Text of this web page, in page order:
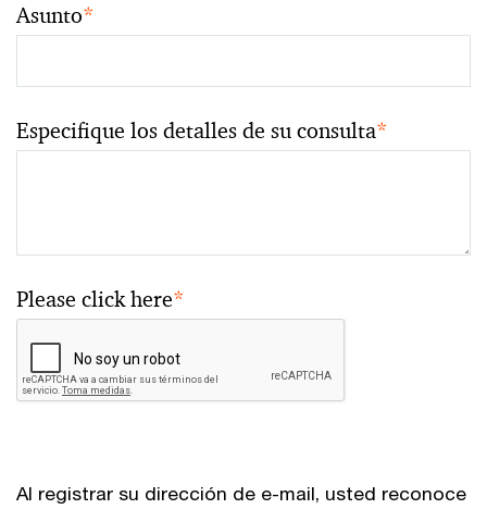
Asunto*
Especifique los detalles de su consulta*
Please click here*
Al registrar su dirección de e-mail, usted reconoce